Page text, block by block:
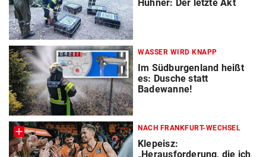
Hühner: Der letzte Akt
WASSER WIRD KNAPP
Im Südburgenland heißt
es: Dusche statt
Badewanne!
NACH FRANKFURT-WECHSEL
Klepeisz:
„Herausforderung, die ich